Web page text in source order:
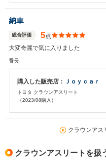
納車
総合評価 5点
大変奇麗で気に入りました
番長
購入した販売店： Ｊｏｙｃａｒ
トヨタ クラウンアスリート
（2023/08購入）
クラウンアス
クラウンアスリートを扱